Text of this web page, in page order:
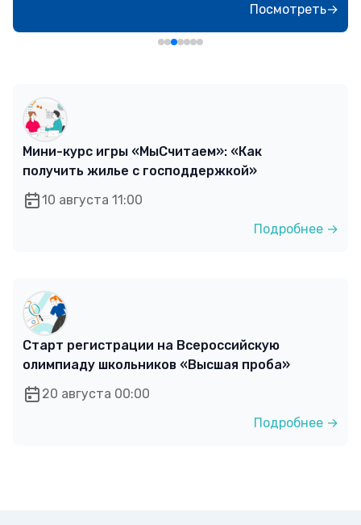
Посмотреть→
Мини-курс игры «МыСчитаем»: «Как
получить жилье с господдержкой»
10 августа 11:00
Подробнее →
Старт регистрации на Всероссийскую
олимпиаду школьников «Высшая проба»
20 августа 00:00
Подробнее →